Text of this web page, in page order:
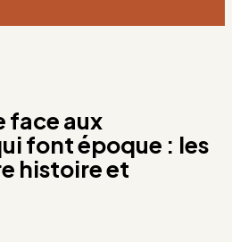
face aux
font époque : les
histoire et